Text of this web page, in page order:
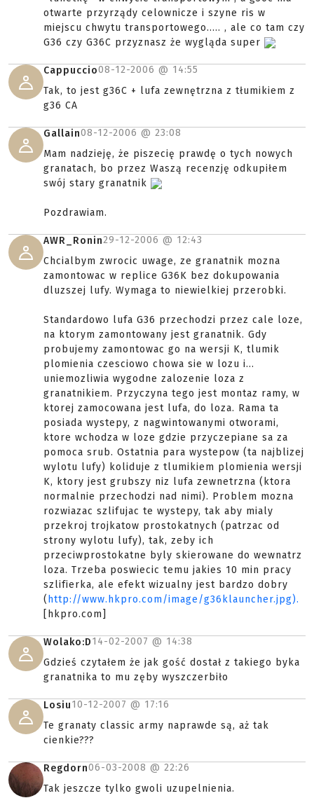
otwarte przyrządy celownicze i szyne ris w
miejscu chwytu transportowego..... , ale co tam czy
G36 czy G36C przyznasz że wygląda super
Cappuccio08-12-2006 @ 14:55
Tak, to jest g36C + lufa zewnętrzna z tłumikiem z
g36 CA
Gallain08-12-2006 @ 23:08
Mam nadzieję, że piszecię prawdę o tych nowych
granatach, bo przez Waszą recenzję odkupiłem
swój stary granatnik
Pozdrawiam.
AWR_Ronin29-12-2006 @ 12:43
Chcialbym zwrocic uwage, ze granatnik mozna
zamontowac w replice G36K bez dokupowania
dluzszej lufy. Wymaga to niewielkiej przerobki.
Standardowo lufa G36 przechodzi przez cale loze,
na ktorym zamontowany jest granatnik. Gdy
probujemy zamontowac go na wersji K, tlumik
plomienia czesciowo chowa sie w lozu i...
uniemozliwia wygodne zalozenie loza z
granatnikiem. Przyczyna tego jest montaz ramy, w
ktorej zamocowana jest lufa, do loza. Rama ta
posiada wystepy, z nagwintowanymi otworami,
ktore wchodza w loze gdzie przyczepiane sa za
pomoca srub. Ostatnia para wystepow (ta najblizej
wylotu lufy) koliduje z tlumikiem plomienia wersji
K, ktory jest grubszy niz lufa zewnetrzna (ktora
normalnie przechodzi nad nimi). Problem mozna
rozwiazac szlifujac te wystepy, tak aby mialy
przekroj trojkatow prostokatnych (patrzac od
strony wylotu lufy), tak, zeby ich
przeciwprostokatne byly skierowane do wewnatrz
loza. Trzeba poswiecic temu jakies 10 min pracy
szlifierka, ale efekt wizualny jest bardzo dobry
( http://www.hkpro.com/image/g36klauncher.jpg).
[hkpro.com]
Wolako:D14-02-2007 @ 14:38
Gdzieś czytałem że jak gość dostał z takiego byka
granatnika to mu zęby wyszczerbiło
Losiu10-12-2007 @ 17:16
Te granaty classic army naprawde są, aż tak
cienkie???
Regdorn06-03-2008 @ 22:26
Tak jeszcze tylko gwoli uzupelnienia.